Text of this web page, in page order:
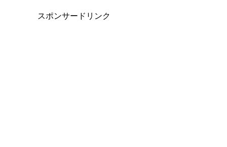
スポンサードリンク